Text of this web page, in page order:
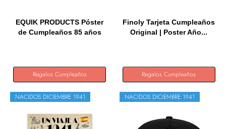
EQUIK PRODUCTS Póster
de Cumpleaños 85 años
Regalos Cumpleaños
Finoly Tarjeta Cumpleaños
Original | Poster Año...
Regalos Cumpleaños
NACIDOS DICIEMBRE 1941 NACIDOS DICIEMBRE 1941